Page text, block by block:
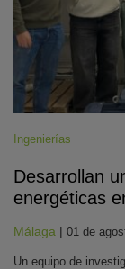
Ingenierías
Desarrollan
energéticas
Málaga | 01 de
Un equipo de